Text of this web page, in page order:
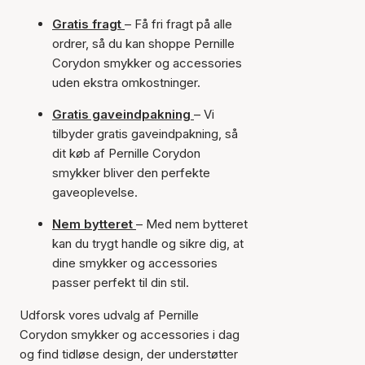
Gratis fragt – Få fri fragt på alle
ordrer, så du kan shoppe Pernille
Corydon smykker og accessories
uden ekstra omkostninger.
Gratis gaveindpakning – Vi
tilbyder gratis gaveindpakning, så
dit køb af Pernille Corydon
smykker bliver den perfekte
gaveoplevelse.
Nem bytteret – Med nem bytteret
kan du trygt handle og sikre dig, at
dine smykker og accessories
passer perfekt til din stil.
Udforsk vores udvalg af Pernille
Corydon smykker og accessories i dag
og find tidløse design, der understøtter